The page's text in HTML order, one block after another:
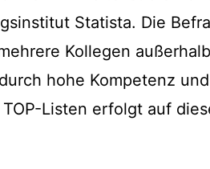
Statista. Die
Kollegen
hohe Kompetenz
Listen erfolgt auf